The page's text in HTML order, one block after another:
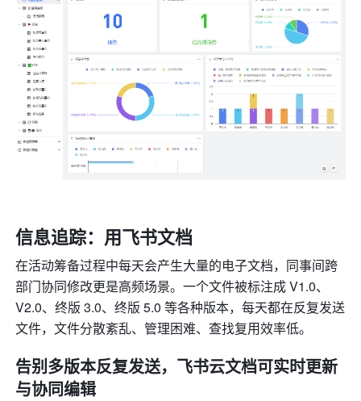
信息追踪：用飞书文档
在活动筹备过程中每天会产生大量的电子文档，同事间跨
部门协同修改更是高频场景。一个文件被标注成 V1.0、
V2.0、终版 3.0、终版 5.0 等各种版本，每天都在反复发送
文件，文件分散紊乱、管理困难、查找复用效率低。
告别多版本反复发送，飞书云文档可实时更新
与协同编辑